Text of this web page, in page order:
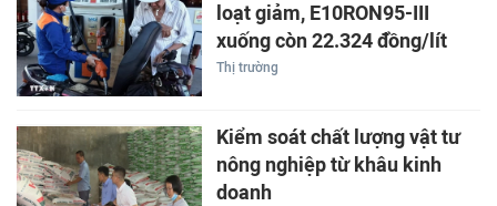
loạt giảm, E10RON95-III
xuống còn 22.324 đồng/lít
Thị trường
Kiểm soát chất lượng vật tư
nông nghiệp từ khâu kinh
doanh